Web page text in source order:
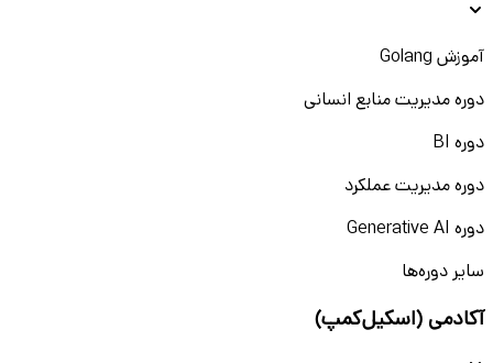
آموزش Golang
دوره مدیریت منابع انسانی
دوره BI
دوره مدیریت عملکرد
دوره Generative AI
سایر دوره‌ها
آکادمی (اسکیل‌کمپ)